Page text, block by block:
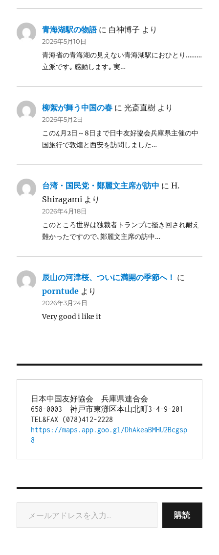
青海湖駅の物語に 白神博子 より
2026年5月10日
青海省の青海湖の見えない青海湖駅におひとり………
立派です｡ 感動します｡ 実…
柳絮が舞う中国の春 に光斎直樹 より
2026年5月2日
この4月2日～8日まで日中友好協会兵庫県主催の中
国旅行で敦煌と西安を訪問しました…
台湾・国民党・鄭麗文主席が訪中 にH.
Shiragami より
2026年4月18日
このところ世界は独裁者トランプに掻き回され耐え
難かったですので､鄭麗文主席の訪中…
辰山の河津桜、ついに満開の季節へ！ に
porntude より
2026年3月24日
Very good i like it
日本中国友好協会　兵庫県連合会
658-0003　神戸市東灘区本山北町3-4-9-201
TEL&FAX (078)412-2228
https://maps.app.goo.gl/DhAkeaBMHU2Bcgsp
8
メールアドレスを入力...
購読